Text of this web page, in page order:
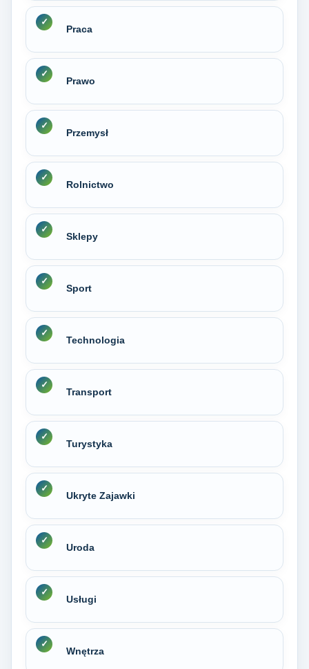
Praca
Prawo
Przemysł
Rolnictwo
Sklepy
Sport
Technologia
Transport
Turystyka
Ukryte Zajawki
Uroda
Usługi
Wnętrza